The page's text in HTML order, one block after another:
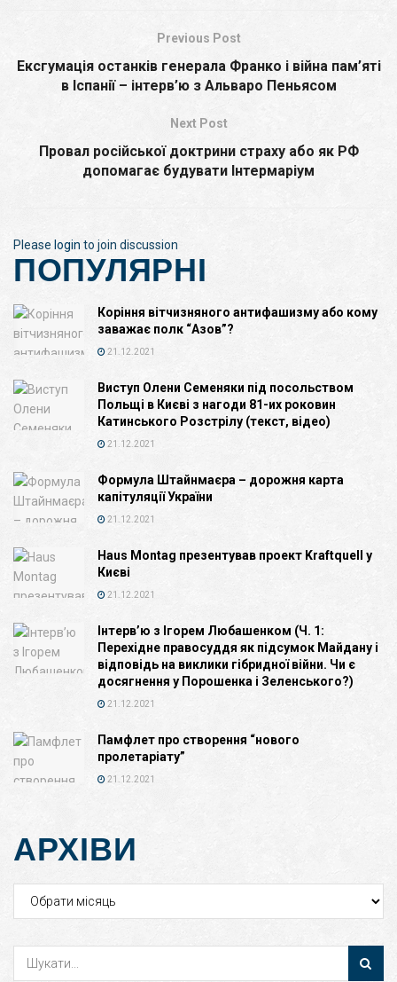
Previous Post
Ексгумація останків генерала Франко і війна пам’яті
в Іспанії – інтерв’ю з Альваро Пеньясом
Next Post
Провал російської доктрини страху або як РФ
допомагає будувати Інтермаріум
Please login to join discussion
ПОПУЛЯРНІ
Коріння вітчизняного антифашизму або кому
заважає полк “Азов”?
21.12.2021
Виступ Олени Семеняки під посольством
Польщі в Києві з нагоди 81-их роковин
Катинського Розстрілу (текст, відео)
21.12.2021
Формула Штайнмаєра – дорожня карта
капітуляції України
21.12.2021
Haus Montag презентував проект Kraftquell у
Києві
21.12.2021
Інтерв’ю з Ігорем Любашенком (Ч. 1:
Перехідне правосуддя як підсумок Майдану і
відповідь на виклики гібридної війни. Чи є
досягнення у Порошенка і Зеленського?)
21.12.2021
Памфлет про створення “нового
пролетаріату”
21.12.2021
АРХІВИ
Архіви